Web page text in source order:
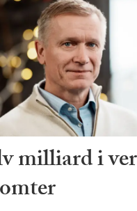
milliard i